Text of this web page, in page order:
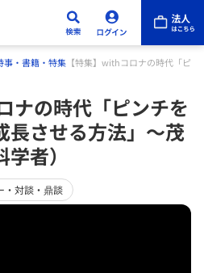
事・書籍・特集 【特集】withコロナの時代「ピ
ナの時代「ピンチを
長させる方法」〜茂
者）
・対談・鼎談